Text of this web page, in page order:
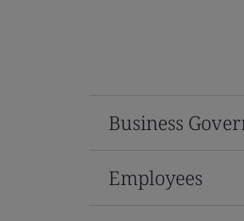
Business
Employees